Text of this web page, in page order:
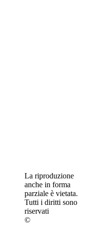
La riproduzione
anche in forma
parziale è vietata.
Tutti i diritti sono
riservati
©